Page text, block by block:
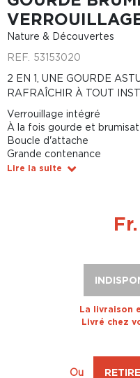
Nature & Découvertes
REF. 53153020
2 EN 1, UNE GOURDE
RAFRAÎCHIR À TOUT
Verrouillage intégré
À la fois gourde et
Boucle d'attache
Grande contenance
Lire la suite
La livraison
Livré chez
Ou